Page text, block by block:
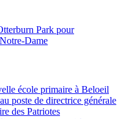
Park pour
Dame
école primaire à Beloeil
poste de directrice générale
des Patriotes